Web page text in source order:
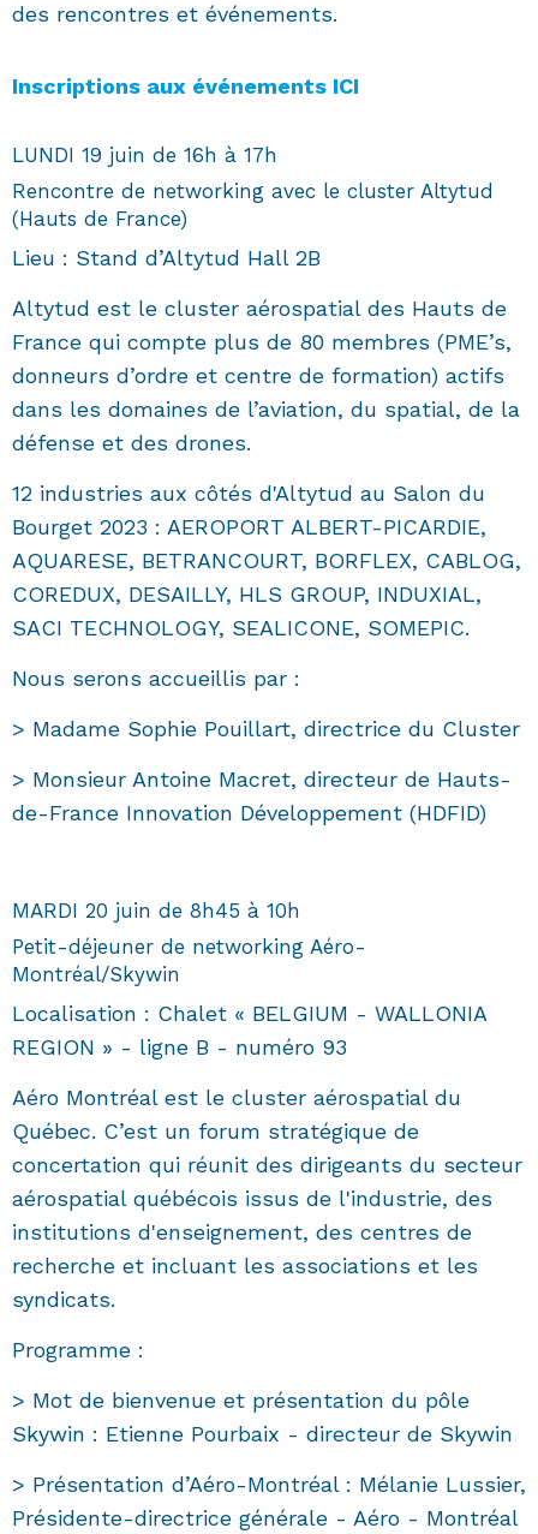
des rencontres et événements.
Inscriptions aux événements ICI
LUNDI 19 juin de 16h à 17h
Rencontre de networking avec le cluster Altytud
(Hauts de France)
Lieu : Stand d’Altytud Hall 2B
Altytud est le cluster aérospatial des Hauts de
France qui compte plus de 80 membres (PME’s,
donneurs d’ordre et centre de formation) actifs
dans les domaines de l’aviation, du spatial, de la
défense et des drones.
12 industries aux côtés d'Altytud au Salon du
Bourget 2023 : AEROPORT ALBERT-PICARDIE,
AQUARESE, BETRANCOURT, BORFLEX, CABLOG,
COREDUX, DESAILLY, HLS GROUP, INDUXIAL,
SACI TECHNOLOGY, SEALICONE, SOMEPIC.
Nous serons accueillis par :
> Madame Sophie Pouillart, directrice du Cluster
> Monsieur Antoine Macret, directeur de Hauts-
de-France Innovation Développement (HDFID)
MARDI 20 juin de 8h45 à 10h
Petit-déjeuner de networking Aéro-
Montréal/Skywin
Localisation : Chalet « BELGIUM - WALLONIA
REGION » - ligne B - numéro 93
Aéro Montréal est le cluster aérospatial du
Québec. C’est un forum stratégique de
concertation qui réunit des dirigeants du secteur
aérospatial québécois issus de l'industrie, des
institutions d'enseignement, des centres de
recherche et incluant les associations et les
syndicats.
Programme :
> Mot de bienvenue et présentation du pôle
Skywin : Etienne Pourbaix - directeur de Skywin
> Présentation d’Aéro-Montréal : Mélanie Lussier,
Présidente-directrice générale - Aéro - Montréal